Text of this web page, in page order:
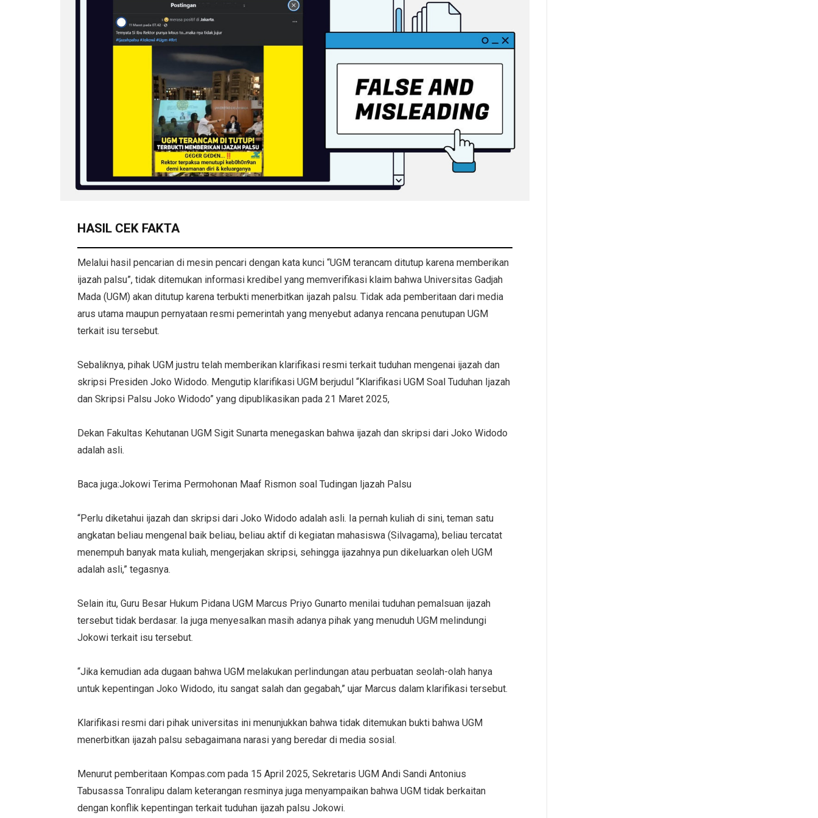
HASIL CEK FAKTA
Melalui hasil pencarian di mesin pencari dengan kata kunci “UGM terancam ditutup karena memberikan
ijazah palsu”, tidak ditemukan informasi kredibel yang memverifikasi klaim bahwa Universitas Gadjah
Mada (UGM) akan ditutup karena terbukti menerbitkan ijazah palsu. Tidak ada pemberitaan dari media
arus utama maupun pernyataan resmi pemerintah yang menyebut adanya rencana penutupan UGM
terkait isu tersebut.
Sebaliknya, pihak UGM justru telah memberikan klarifikasi resmi terkait tuduhan mengenai ijazah dan
skripsi Presiden Joko Widodo. Mengutip klarifikasi UGM berjudul “Klarifikasi UGM Soal Tuduhan Ijazah
dan Skripsi Palsu Joko Widodo” yang dipublikasikan pada 21 Maret 2025,
Dekan Fakultas Kehutanan UGM Sigit Sunarta menegaskan bahwa ijazah dan skripsi dari Joko Widodo
adalah asli.
Baca juga:Jokowi Terima Permohonan Maaf Rismon soal Tudingan Ijazah Palsu
“Perlu diketahui ijazah dan skripsi dari Joko Widodo adalah asli. Ia pernah kuliah di sini, teman satu
angkatan beliau mengenal baik beliau, beliau aktif di kegiatan mahasiswa (Silvagama), beliau tercatat
menempuh banyak mata kuliah, mengerjakan skripsi, sehingga ijazahnya pun dikeluarkan oleh UGM
adalah asli,” tegasnya.
Selain itu, Guru Besar Hukum Pidana UGM Marcus Priyo Gunarto menilai tuduhan pemalsuan ijazah
tersebut tidak berdasar. Ia juga menyesalkan masih adanya pihak yang menuduh UGM melindungi
Jokowi terkait isu tersebut.
“Jika kemudian ada dugaan bahwa UGM melakukan perlindungan atau perbuatan seolah-olah hanya
untuk kepentingan Joko Widodo, itu sangat salah dan gegabah,” ujar Marcus dalam klarifikasi tersebut.
Klarifikasi resmi dari pihak universitas ini menunjukkan bahwa tidak ditemukan bukti bahwa UGM
menerbitkan ijazah palsu sebagaimana narasi yang beredar di media sosial.
Menurut pemberitaan Kompas.com pada 15 April 2025, Sekretaris UGM Andi Sandi Antonius
Tabusassa Tonralipu dalam keterangan resminya juga menyampaikan bahwa UGM tidak berkaitan
dengan konflik kepentingan terkait tuduhan ijazah palsu Jokowi.